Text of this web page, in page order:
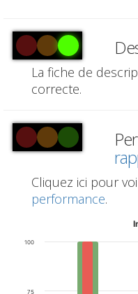
La fiche de
correcte.
Cliquez ici pour
performance.
75
100